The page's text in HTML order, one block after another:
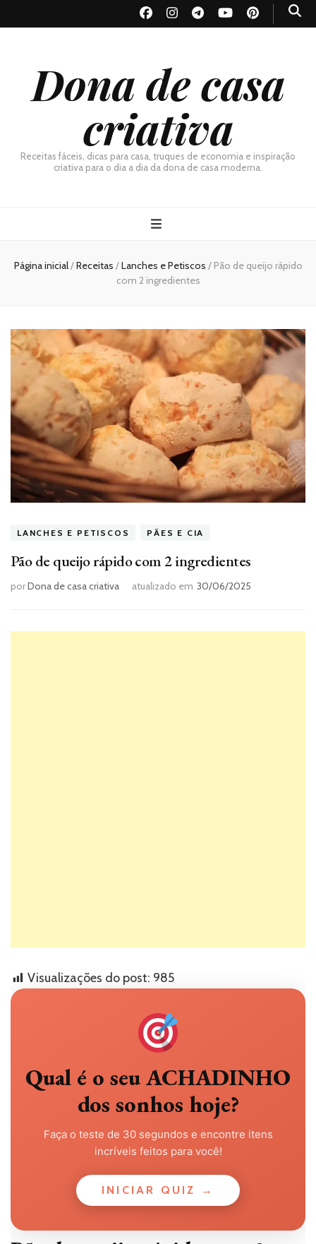
Dona de casa
criativa
Receitas fáceis, dicas para casa, truques de economia e inspiração
criativa para o dia a dia da dona de casa moderna.
Página inicial/Receitas /Lanches e Petiscos / Pão de queijo rápido
com 2 ingredientes
LANCHES E PETISCOS PÃES E CIA
Pão de queijo rápido com 2 ingredientes
porDona de casa criativa atualizado em 30/06/2025
Visualizações do post: 985
Qual é o seu ACHADINHO
dos sonhos hoje?
Faça o teste de 30 segundos e encontre itens
incríveis feitos para você!
INICIAR QUIZ →